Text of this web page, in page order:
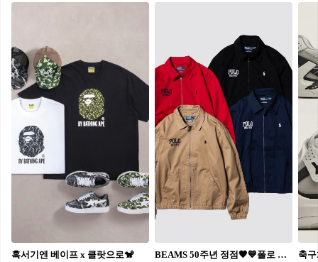
혹서기엔 베이프 x 클랏으로🐒
BEAMS 50주년 정점🖤💙폴로 폴로 랄프 로렌 협업 버전, 기다렸습니다🏇4/18(토) 블랙 찜이요! 빔스(BEAMS)가 창립 50주년을 맞아 폴로 랄프 로렌(Polo Ralph Lauren)과 특별 협업 에디션을 출시합니다. 이번 컬렉션은 전 제품에 ’BEAMS 50th ANNIVERSARY‘ 전용 라벨을 부착해 소장 가치를 더했습니다. 베이포트 윈드브레이커와 프렙스터 쇼츠 등 기존 인기 모델을 포함한 총 8가지 아이템으로 구성된 풀 라인업입니다. 새로 합류한 V넥 바시티 가디건과 키튼 슬립온은 ’POLO BEAMS‘ 로고를 통해 협업의 정체성을 드러냅니다. 해당 시리즈는 4월 18일부터 빔스 공식 온·오프라인 스토어를 통해 순차적으로 발매됩니다. [빔즈 50주년 폴로 협업 라인업] - 베이포트 윈드브레이커(Bayport Windbreaker) - 프렙스터 쇼츠(Prepster Short) - 헤비 웨이트 티(Heavy Weight Tee) - 럭비 셔츠(Rugby Shirts) - 클래식 스포츠 캡(Classic Sport Cap) - 양말(Socks) - LS V-넥 바시티 가디건(LS V-neck Varsity Cardigan) - 키튼 슬립온(Keaton Slip On)